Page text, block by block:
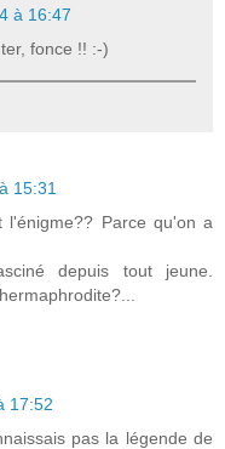
à 16:47
fonce !! :-)
15:31
Parce qu'on a
depuis tout jeune.
17:52
pas la légende de